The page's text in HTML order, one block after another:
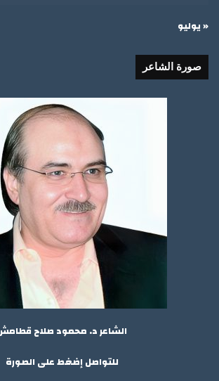
« يوليو
صورة الشاعر
الشاعر د. محمود صلاح
للتواصل إضغط على الصورة